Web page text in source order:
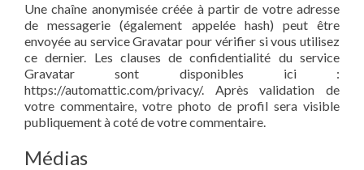
Une chaîne anonymisée créée à partir de votre adresse
de messagerie (également appelée hash) peut être
envoyée au service Gravatar pour vérifier si vous utilisez
ce dernier. Les clauses de confidentialité du service
Gravatar sont disponibles ici :
https://automattic.com/privacy/. Après validation de
votre commentaire, votre photo de profil sera visible
publiquement à coté de votre commentaire.
Médias